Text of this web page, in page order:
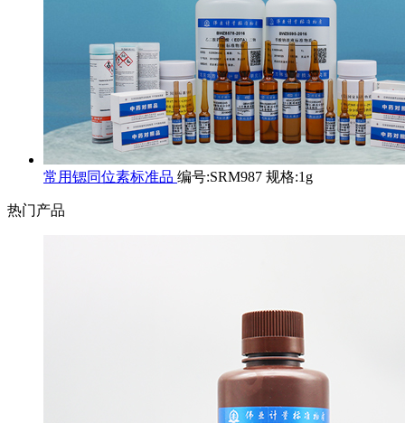
常用锶同位素标准品 编号:SRM987 规格:1g
热门产品